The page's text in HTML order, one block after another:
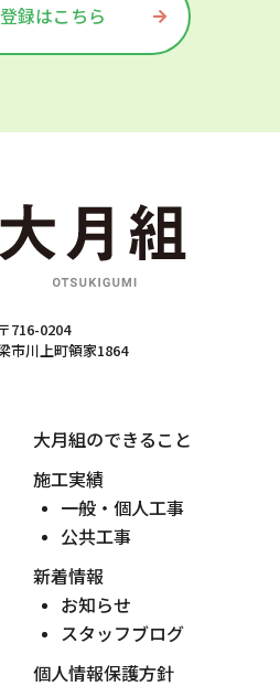
録はこちら
〒716-0204
市川上町領家1864
大月組のできること
施工実績
一般・個人工事
公共工事
新着情報
お知らせ
スタッフブログ
個人情報保護方針